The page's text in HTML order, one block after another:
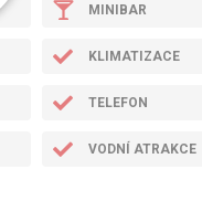
MINIBAR
KLIMATIZACE
TELEFON
VODNÍ ATRAKCE